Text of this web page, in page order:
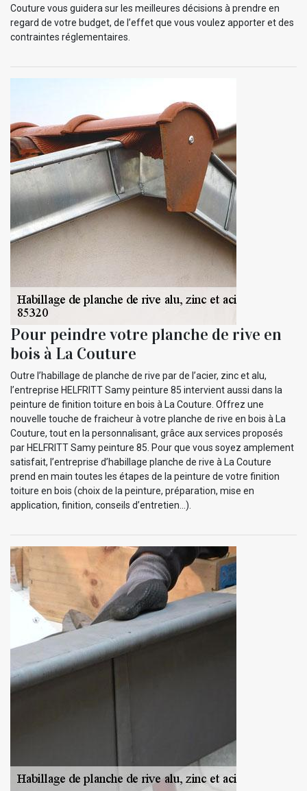
Couture vous guidera sur les meilleures décisions à prendre en
regard de votre budget, de l’effet que vous voulez apporter et des
contraintes réglementaires.
Pour peindre votre planche de rive en
bois à La Couture
Outre l’habillage de planche de rive par de l’acier, zinc et alu,
l’entreprise HELFRITT Samy peinture 85 intervient aussi dans la
peinture de finition toiture en bois à La Couture. Offrez une
nouvelle touche de fraicheur à votre planche de rive en bois à La
Couture, tout en la personnalisant, grâce aux services proposés
par HELFRITT Samy peinture 85. Pour que vous soyez amplement
satisfait, l’entreprise d’habillage planche de rive à La Couture
prend en main toutes les étapes de la peinture de votre finition
toiture en bois (choix de la peinture, préparation, mise en
application, finition, conseils d’entretien...).